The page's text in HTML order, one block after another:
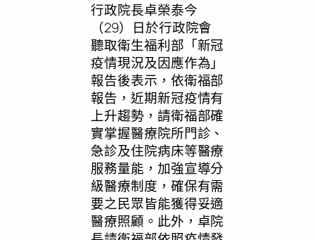
行政院長卓榮泰今
（29）日於行政院會
聽取衛生福利部「新冠
疫情現況及因應作為」
報告後表示，依衛福部
報告，近期新冠疫情有
上升趨勢，請衛福部確
實掌握醫療院所門診、
急診及住院病床等醫療
服務量能，加強宣導分
級醫療制度，確保有需
要之民眾皆能獲得妥適
醫療照顧。此外，卓院